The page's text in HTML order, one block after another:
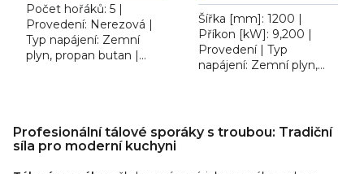
Počet hořáků: 5 |
Provedení: Nerezová |
Typ napájení: Zemní
plyn, propan butan |
Šířka [mm]: 1200 |
Příkon [kW]: 9,200 |
Provedení | Typ
napájení: Zemní plyn,
RM TPF4 912 GE s...
v
l
Profesionální tálové sporáky s troubou: Tradiční
síla pro moderní kuchyni